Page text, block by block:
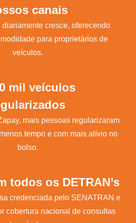
canais
diariamente cresce, oferecendo
para proprietários de
veículos.
mil veículos
mais pessoas regularizaram
tempo e com mais alívio no
bolso.
todos os DETRAN’s
credenciada pelo SENATRAN e
cobertura nacional de consultas